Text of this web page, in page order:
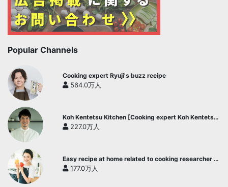
Popular Channels
Cooking expert Ryuji's buzz recipe
564.0万人
Koh Kentetsu Kitchen [Cooking expert Koh Kentetsu
official channel]
227.0万人
Easy recipe at home related to cooking researcher /
Yukari's Kitchen
177.0万人